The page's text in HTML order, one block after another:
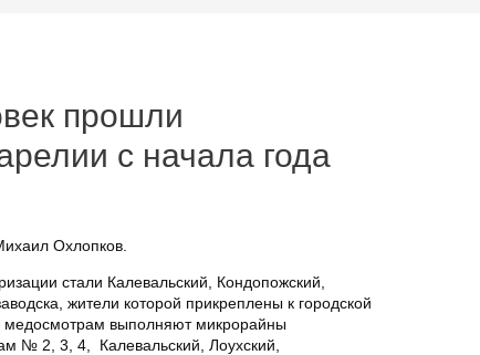
прошли
с начала года
Охлопков.
стали Калевальский, Кондопожский,
жители которой прикреплены к городской
выполняют микрорайны
№ 2, 3, 4, Калевальский, Лоухский,